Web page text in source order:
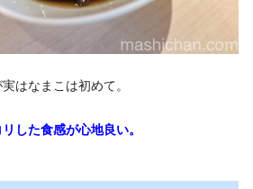
はなまこは初めて。
した食感が心地良い。